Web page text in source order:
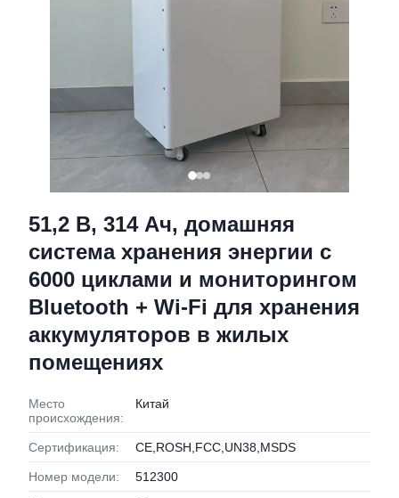
51,2 В, 314 Ач, домашняя
система хранения энергии с
6000 циклами и мониторингом
Bluetooth + Wi-Fi для хранения
аккумуляторов в жилых
помещениях
Место
происхождения:
Китай
Сертификация: CE,ROSH,FCC,UN38,MSDS
Номер модели: 512300